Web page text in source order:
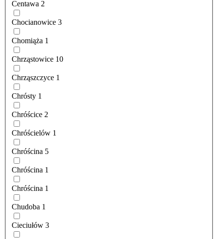
Centawa 2
Chocianowice 3
Chomiąża 1
Chrząstowice 10
Chrząszczyce 1
Chrósty 1
Chróścice 2
Chróścielów 1
Chróścina 5
Chróścina 1
Chróścina 1
Chudoba 1
Cieciułów 3